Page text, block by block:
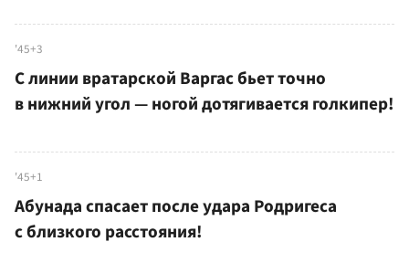
'45+3
С линии вратарской Варгас бьет точно
в нижний угол — ногой дотягивается голкипер!
'45+1
Абунада спасает после удара Родригеса
с близкого расстояния!